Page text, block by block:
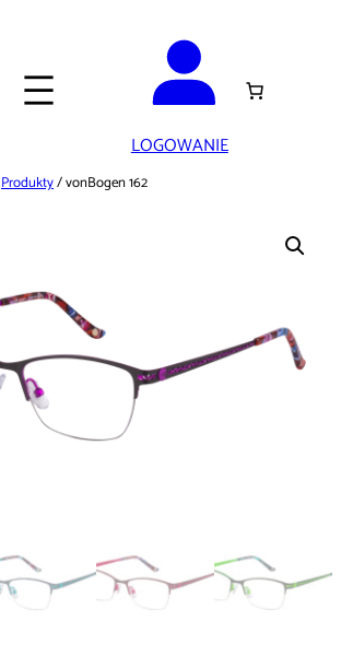
LOGOWANIE
Produkty/ vonBogen 162